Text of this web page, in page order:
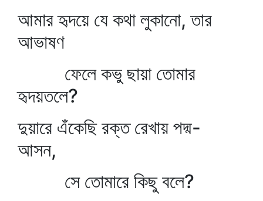
আমার হৃদয়ে যে কথা লুকানো, তার
আভাষণ
ফেলে কভু ছায়া তোমার
হৃদয়তলে?
দুয়ারে এঁকেছি রক্ত রেখায় পদ্ম-
আসন,
সে তোমারে কিছু বলে?